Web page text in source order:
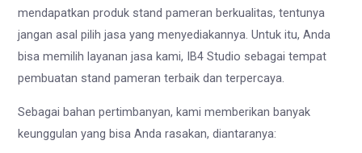
mendapatkan produk stand pameran berkualitas, tentunya
jangan asal pilih jasa yang menyediakannya. Untuk itu, Anda
bisa memilih layanan jasa kami, IB4 Studio sebagai tempat
pembuatan stand pameran terbaik dan terpercaya.
Sebagai bahan pertimbanyan, kami memberikan banyak
keunggulan yang bisa Anda rasakan, diantaranya: